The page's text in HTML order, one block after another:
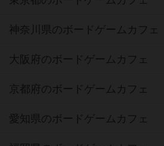
神奈川県のボードゲームカフェ
大阪府のボードゲームカフェ
京都府のボードゲームカフェ
愛知県のボードゲームカフェ